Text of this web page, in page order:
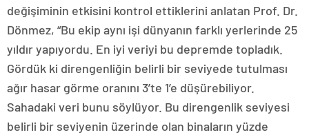
değişiminin etkisini kontrol ettiklerini anlatan Prof. Dr.
Dönmez, “Bu ekip aynı işi dünyanın farklı yerlerinde 25
yıldır yapıyordu. En iyi veriyi bu depremde topladık.
Gördük ki direngenliğin belirli bir seviyede tutulması
ağır hasar görme oranını 3’te 1’e düşürebiliyor.
Sahadaki veri bunu söylüyor. Bu direngenlik seviyesi
belirli bir seviyenin üzerinde olan binaların yüzde